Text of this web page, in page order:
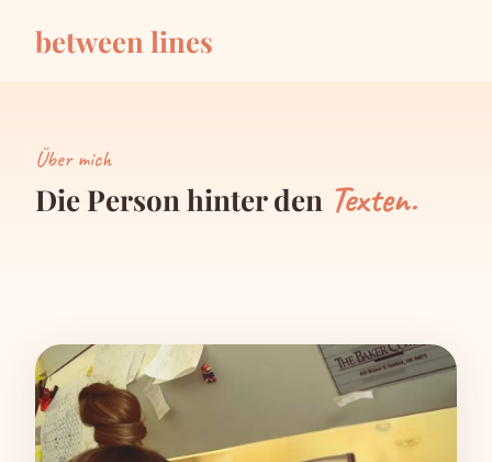
between lines
Über mich
Die Person hinter den Texten.